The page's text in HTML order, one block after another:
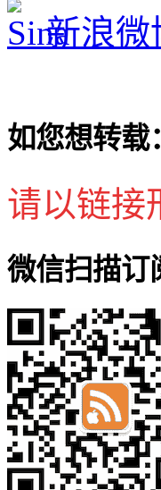
新浪微
如您想转载：
请以链接
微信扫描订